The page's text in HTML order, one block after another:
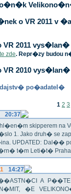
o VR 2011 v
VR 2011
zde. Repr�zy budou
VR 2010
po�adatel�
1 2 3
20:37
skipperem na
1. Jako druh� se
UPDATED: Dal��
t�m Leti�t� Praha
14:27
A
�E